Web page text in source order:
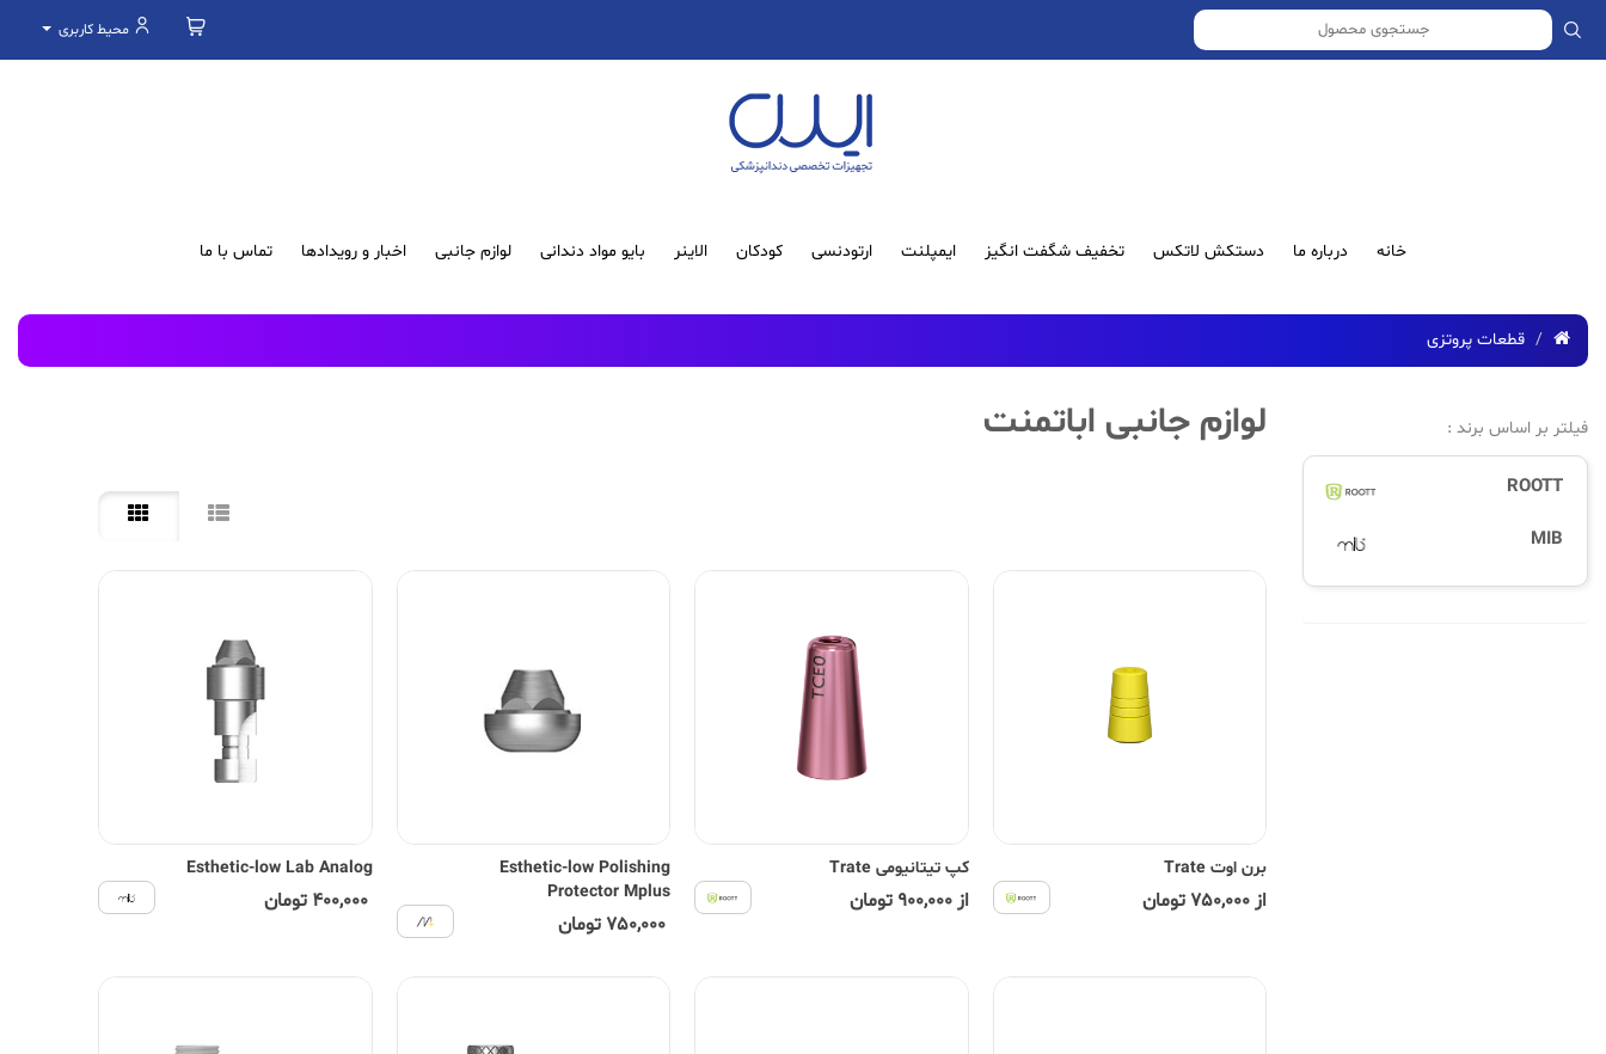
محیط کاربری
خانه درباره ما دستکش لاتکس تخفیف شگفت انگیز ایمپلنت ارتودنسی کودکان الاینر بایو مواد دندانی لوازم جانبی اخبار و رویدادها تماس با ما
قطعات پروتزی
فیلتر بر اساس برند :
ROOTT
MIB
لوازم جانبی اباتمنت
برن اوت Trate
از 750,000 تومان
کپ تیتانیومی Trate
از 900,000 تومان
Esthetic-low Polishing
Protector Mplus
Esthetic-low Lab Analog
400,000 تومان